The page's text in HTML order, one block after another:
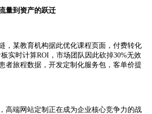
量到资产的跃迁
，某教育机构据此优化课程页面，付费转化
实时计算ROI，市场团队因此砍掉30%无效
者旅程数据，开发定制化服务包，客单价提
高端网站定制正在成为企业核心竞争力的战